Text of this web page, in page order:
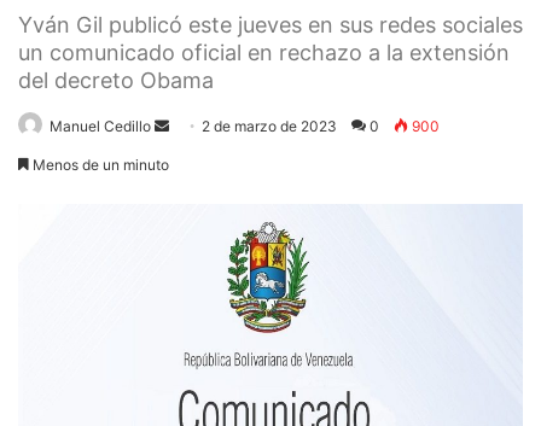
Yván Gil publicó este jueves en sus redes sociales
un comunicado oficial en rechazo a la extensión
del decreto Obama
Manuel Cedillo
Send 2 de marzo de 2023 0 900
Menos de un minuto